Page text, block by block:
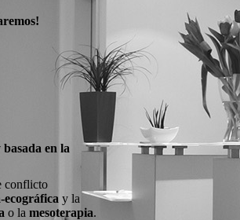
en la
conflicto
ecográfica y la
o la mesoterapia.